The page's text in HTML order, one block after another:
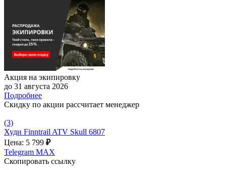
Акция на экипировку
до 31 августа 2026
Подробнее
Скидку по акции рассчитает менеджер
(3)
Худи Finntrail ATV Skull 6807
Цена: 5 799 ₽
Telegram MAX
Скопировать ссылку